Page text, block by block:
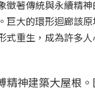
徵著傳統與永續精
巨大的環形迴廊該
式重生，成為許多